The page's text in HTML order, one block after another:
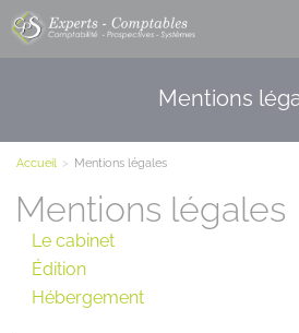
Mentions
Accueil > Mentions légales
Mentions légales
Le cabinet
Édition
Hébergement